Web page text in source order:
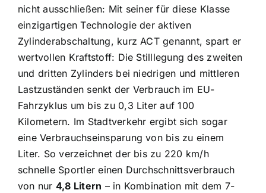
nicht ausschließen: Mit seiner für diese Klasse
einzigartigen Technologie der aktiven
Zylinderabschaltung, kurz ACT genannt, spart er
wertvollen Kraftstoff: Die Stilllegung des zweiten
und dritten Zylinders bei niedrigen und mittleren
Lastzuständen senkt der Verbrauch im EU-
Fahrzyklus um bis zu 0,3 Liter auf 100
Kilometern. Im Stadtverkehr ergibt sich sogar
eine Verbrauchseinsparung von bis zu einem
Liter. So verzeichnet der bis zu 220 km/h
schnelle Sportler einen Durchschnittsverbrauch
von nur 4,8 Litern – in Kombination mit dem 7-